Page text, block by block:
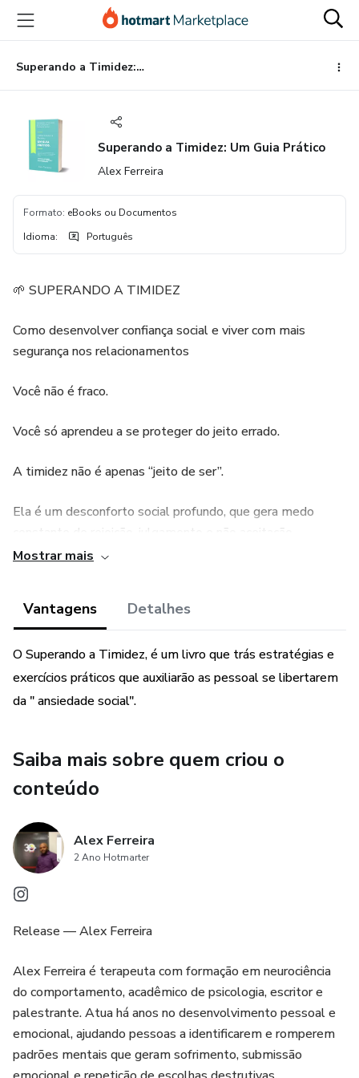
para
conteúdo
principal
para
pagamento
para
rodapé
Superando a Timidez: Um Guia Prático
Superando a Timidez: Um Guia Prático
Alex Ferreira
Formato: eBooks ou Documentos
Idioma: Português
🌱 SUPERANDO A TIMIDEZ
Como desenvolver confiança social e viver com mais
segurança nos relacionamentos
Você não é fraco.
Você só aprendeu a se proteger do jeito errado.
A timidez não é apenas “jeito de ser”.
Ela é um desconforto social profundo, que gera medo
constante de rejeição, julgamento e não aceitação.
Evita conversas
Trava em ambientes sociais
Perde oportunidades profissionais
Vive se escondendo, mesmo tendo potencial
👉 O problema é o padrão mental que foi instalado ao
longo do tempo.
timidez é um padrão aprendido pelo cérebro como
mecanismo de defesa.
Ela surge quando a mente associa interação social a perigo,
rejeição ou vergonha.
Mostrar mais
Vantagens Detalhes
O Superando a Timidez, é um livro que trás estratégias e
exercícios práticos que auxiliarão as pessoal se libertarem
da " ansiedade social".
Saiba mais sobre quem criou o
conteúdo
Alex Ferreira
2 Ano Hotmarter
Release — Alex Ferreira
Alex Ferreira é terapeuta com formação em neurociência
do comportamento, acadêmico de psicologia, escritor e
palestrante. Atua há anos no desenvolvimento pessoal e
emocional, ajudando pessoas a identificarem e romperem
padrões mentais que geram sofrimento, submissão